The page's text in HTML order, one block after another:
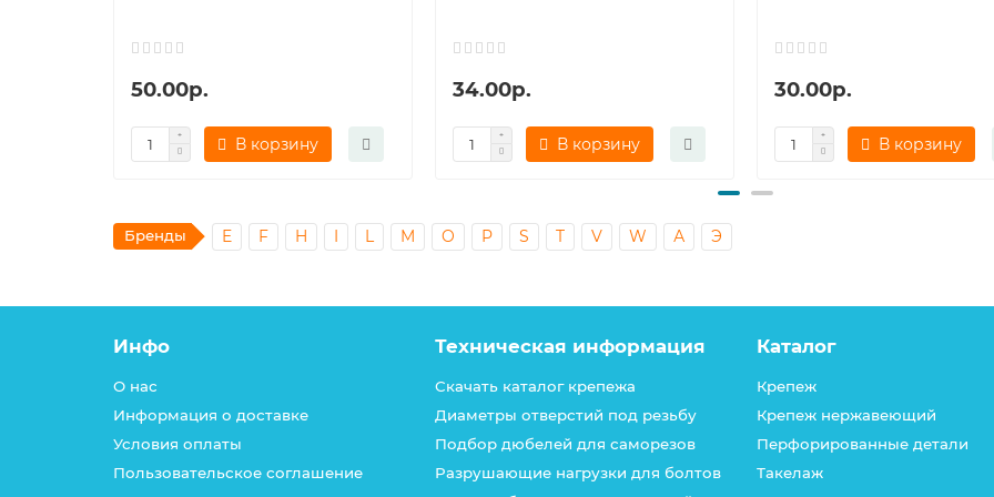
50.00р.
В корзину
34.00р.
В корзину
30.00р.
В корзину
Бренды E F H I L M O P S T V W А Э
Инфо
О нас
Информация о доставке
Условия оплаты
Пользовательское соглашение
Техническая информация
Скачать каталог крепежа
Диаметры отверстий под резьбу
Подбор дюбелей для саморезов
Разрушающие нагрузки для болтов
Каталог
Крепеж
Крепеж нержавеющий
Перфорированные детали
Такелаж